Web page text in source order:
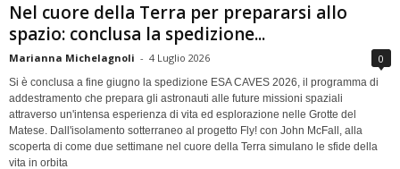
Nel cuore della Terra per prepararsi allo
spazio: conclusa la spedizione...
Marianna Michelagnoli - 4 Luglio 2026 0
Si è conclusa a fine giugno la spedizione ESA CAVES 2026, il programma di
addestramento che prepara gli astronauti alle future missioni spaziali
attraverso un'intensa esperienza di vita ed esplorazione nelle Grotte del
Matese. Dall'isolamento sotterraneo al progetto Fly! con John McFall, alla
scoperta di come due settimane nel cuore della Terra simulano le sfide della
vita in orbita